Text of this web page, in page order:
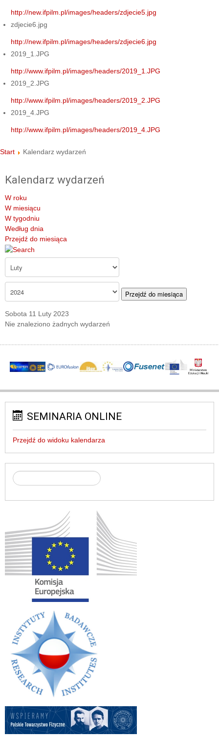
http://new.ifpilm.pl/images/headers/zdjecie5.jpg
zdjecie6.jpg
http://new.ifpilm.pl/images/headers/zdjecie6.jpg
2019_1.JPG
http://www.ifpilm.pl/images/headers/2019_1.JPG
2019_2.JPG
http://www.ifpilm.pl/images/headers/2019_2.JPG
2019_4.JPG
http://www.ifpilm.pl/images/headers/2019_4.JPG
Start Kalendarz wydarzeń
Kalendarz wydarzeń
W roku
W miesiącu
W tygodniu
Według dnia
Przejdź do miesiąca
Przejdź do miesiąca
Sobota 11 Luty 2023
Nie znaleziono żadnych wydarzeń
SEMINARIA ONLINE
Przejdź do widoku kalendarza